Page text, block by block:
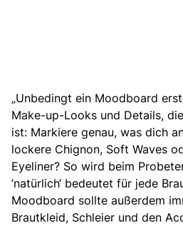
„Unbedingt ein Moodboard
Make-up-Looks und Details,
ist: Markiere genau, was dich
lockere Chignon, Soft Waves
Eyeliner? So wird beim
’natürlich‘ bedeutet für jede
Moodboard sollte außerdem
Brautkleid, Schleier und den